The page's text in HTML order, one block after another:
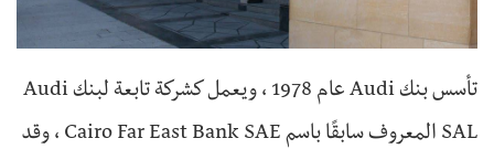
تأسس بنك Audi عام 1978 ، ويعمل كشركة تابعة لبنك Audi
SAL المعروف سابقًا باسم Cairo Far East Bank SAE ، وقد